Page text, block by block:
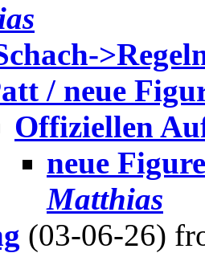
/ neue
Offiziellen
neue
Matthias
(03-06-26)